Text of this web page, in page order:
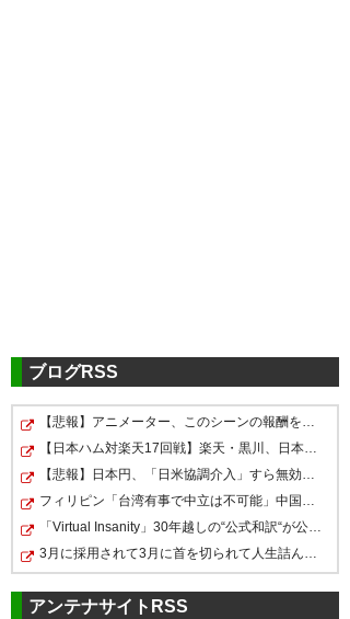
(4ata5)2018, 9月 12
引き分け #avispa
https://t.co/uBcHNLsxwh
— めじろぶらいと
(mejirobright_sh)
福岡0-0横浜FC 福岡はまた勝ち
きれず。 横浜FC的には最低限オ
ッケーな勝ち点1かな。
— シンスケ (shinsukecce)
2018, 9月 12
皆さま、大変お疲れ様でした！
まだ心臓が落ち着きませんね…
😰 水戸戦も侮れませんが、今度
こそ勝利の歓喜にわきましょう‼️
三ツ沢で最高の週末を😊😊😊😊
#yokohamafc
ブログRSS
【悲報】アニメーター、このシーンの報酬を公開するｗｗ…
【日本ハム対楽天17回戦】楽天・黒川、日本ハム・達から…
【悲報】日本円、「日米協調介入」すら無効化してしまう
フィリピン「台湾有事で中立は不可能」中国に覚悟表明
「Virtual Insanity」30年越しの“公式和訳“が公開される
3月に採用されて3月に首を切られて人生詰んだ話をしたい
アンテナサイトRSS